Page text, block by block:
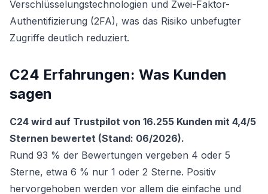
Verschlüsselungstechnologien und Zwei-Faktor-
Authentifizierung (2FA), was das Risiko unbefugter
Zugriffe deutlich reduziert.
C24 Erfahrungen: Was Kunden
sagen
C24 wird auf Trustpilot von 16.255 Kunden mit 4,4/5
Sternen bewertet (Stand: 06/2026).
Rund 93 % der Bewertungen vergeben 4 oder 5
Sterne, etwa 6 % nur 1 oder 2 Sterne. Positiv
hervorgehoben werden vor allem die einfache und